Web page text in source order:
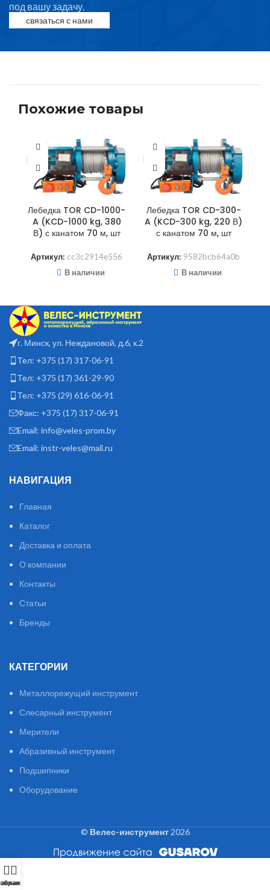
под вашу задачу.
связаться с нами
Похожие товары
Лебедка TOR CD-1000-
A (KCD-1000 kg, 380
В) с канатом 70 м, шт
Артикул: cc3c2914e556
В наличии
Лебедка TOR CD-300-
A (KCD-300 kg, 220 В)
с канатом 70 м, шт
Артикул: 9582bcb64a0b
В наличии
г. Минск, ул. Неждановой, д.6, к.2
Тел: +375 (17) 317-06-91
Тел: +375 (17) 361-29-90
Тел: +375 (29) 616-06-91
Факс: +375 (17) 317-06-91
Email: info@veles-prom.by
Email: instr-veles@mail.ru
НАВИГАЦИЯ
Главная
Каталог
Доставка и оплата
О компании
Контакты
Статьи
Бренды
КАТЕГОРИИ
Металлорежущий инструмент
Слесарный инструмент
Мерители
Абразивный инструмент
Подшипники
Оборудование
© Велес-инструмент2026